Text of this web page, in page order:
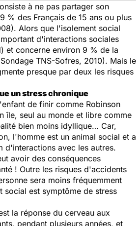
à ne pas partager son
% des Français de 15 ans ou plus
Alors que l'isolement social
d'interactions sociales
et concerne environ 9 % de la
TNS-Sofres, 2010). Mais le
presque par deux les risques
un stress chronique
de finir comme Robinson
île, seul au monde et libre comme
bien moins idyllique… Car,
l'homme est un animal social et a
d'interactions avec les autres.
avoir des conséquences
! Outre les risques d'accidents
sera moins fréquemment
social est symptôme de stress
la réponse du cerveau aux
pendant plusieurs années, et